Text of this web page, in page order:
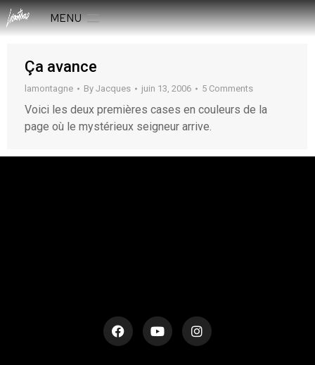
MENU
Ça avance
lamontagne By Jacques juin 13, 2006 5 Comments
Voici les deux premières cases en couleurs de la
page où le mystérieux seigneur arrive.